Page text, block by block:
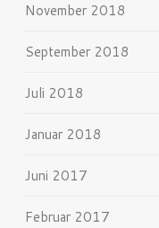
November 2018
September 2018
Juli 2018
Januar 2018
Juni 2017
Februar 2017